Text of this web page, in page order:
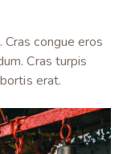
congue eros
Cras turpis
erat.